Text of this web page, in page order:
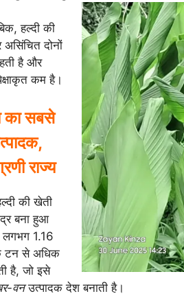
हल्दी की
दोनों
है और
कम है।
का सबसे
राज्य
की खेती
बना हुआ
लगभग 1.16
टन से अधिक
है, जो इसे
वनउत्पादक देश बनाती है।